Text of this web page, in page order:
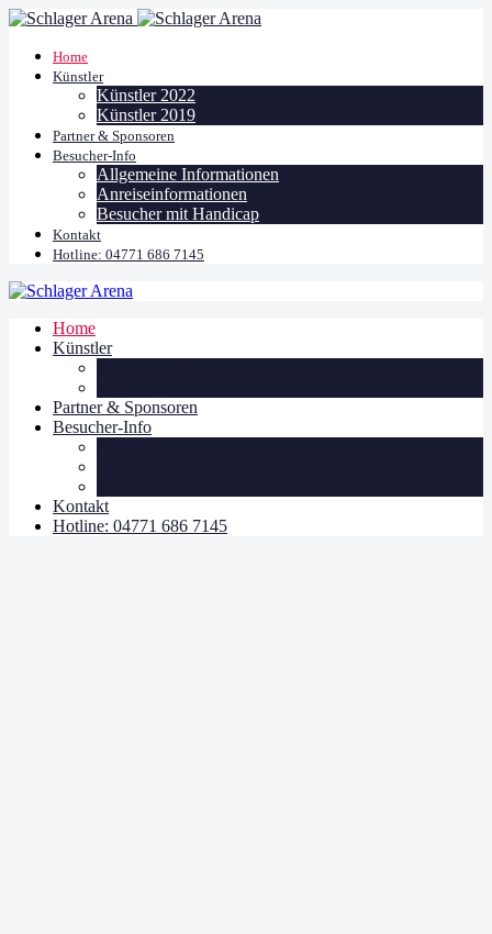
Home
Künstler
Künstler 2022
Künstler 2019
Partner & Sponsoren
Besucher-Info
Allgemeine Informationen
Anreiseinformationen
Besucher mit Handicap
Kontakt
Hotline: 04771 686 7145
Home
Künstler
Partner & Sponsoren
Besucher-Info
Kontakt
Hotline: 04771 686 7145